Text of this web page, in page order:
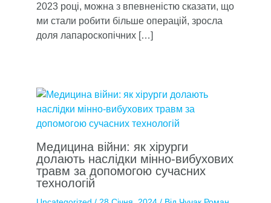
2023 році, можна з впевненістю сказати, що
ми стали робити більше операцій, зросла
доля лапароскопічних […]
Медицина війни: як хірурги
долають наслідки мінно-вибухових
травм за допомогою сучасних
технологій